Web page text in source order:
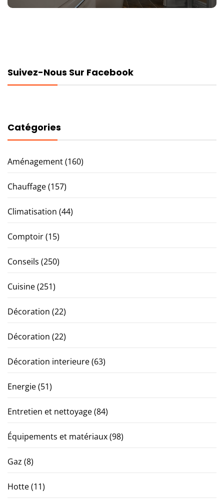
Suivez-Nous Sur Facebook
Catégories
Aménagement(160)
Chauffage(157)
Climatisation (44)
Comptoir(15)
Conseils (250)
Cuisine(251)
Décoration (22)
Décoration (22)
Décoration interieure(63)
Energie(51)
Entretien et nettoyage(84)
Équipements et matériaux(98)
Gaz (8)
Hotte(11)